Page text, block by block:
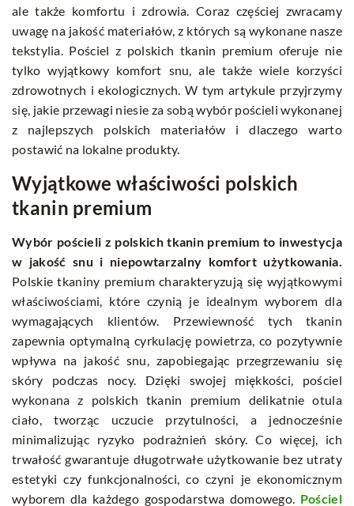
ale także komfortu i zdrowia. Coraz częściej zwracamy
uwagę na jakość materiałów, z których są wykonane nasze
tekstylia. Pościel z polskich tkanin premium oferuje nie
tylko wyjątkowy komfort snu, ale także wiele korzyści
zdrowotnych i ekologicznych. W tym artykule przyjrzymy
się, jakie przewagi niesie za sobą wybór pościeli wykonanej
z najlepszych polskich materiałów i dlaczego warto
postawić na lokalne produkty.
Wyjątkowe właściwości polskich
tkanin premium
Wybór pościeli z polskich tkanin premium to inwestycja
w jakość snu i niepowtarzalny komfort użytkowania.
Polskie tkaniny premium charakteryzują się wyjątkowymi
właściwościami, które czynią je idealnym wyborem dla
wymagających klientów. Przewiewność tych tkanin
zapewnia optymalną cyrkulację powietrza, co pozytywnie
wpływa na jakość snu, zapobiegając przegrzewaniu się
skóry podczas nocy. Dzięki swojej miękkości, pościel
wykonana z polskich tkanin premium delikatnie otula
ciało, tworząc uczucie przytulności, a jednocześnie
minimalizując ryzyko podrażnień skóry. Co więcej, ich
trwałość gwarantuje długotrwałe użytkowanie bez utraty
estetyki czy funkcjonalności, co czyni je ekonomicznym
wyborem dla każdego gospodarstwa domowego. Pościel